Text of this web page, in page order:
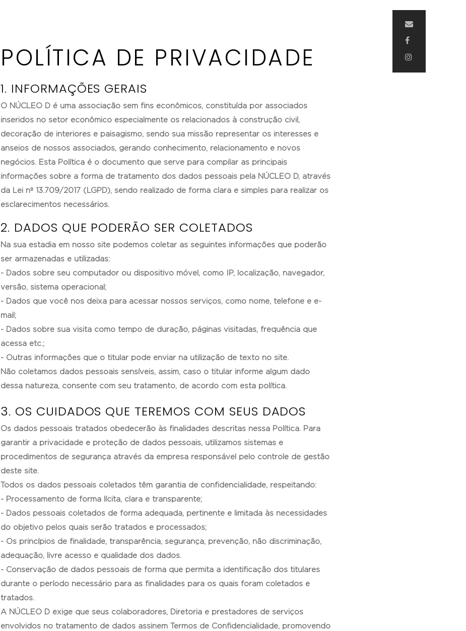
POLÍTICA DE PRIVACIDADE
1. INFORMAÇÕES GERAIS
O NÚCLEO D é uma associação sem fins econômicos, constituída por associados
inseridos no setor econômico especialmente os relacionados à construção civil,
decoração de interiores e paisagismo, sendo sua missão representar os interesses e
anseios de nossos associados, gerando conhecimento, relacionamento e novos
negócios. Esta Política é o documento que serve para compilar as principais
informações sobre a forma de tratamento dos dados pessoais pela NÚCLEO D, através
da Lei nº 13.709/2017 (LGPD), sendo realizado de forma clara e simples para realizar os
esclarecimentos necessários.
2. DADOS QUE PODERÃO SER COLETADOS
Na sua estadia em nosso site podemos coletar as seguintes informações que poderão
ser armazenadas e utilizadas:
- Dados sobre seu computador ou dispositivo móvel, como IP, localização, navegador,
versão, sistema operacional;
- Dados que você nos deixa para acessar nossos serviços, como nome, telefone e e-
mail;
- Dados sobre sua visita como tempo de duração, páginas visitadas, frequência que
acessa etc.;
- Outras informações que o titular pode enviar na utilização de texto no site.
Não coletamos dados pessoais sensíveis, assim, caso o titular informe algum dado
dessa natureza, consente com seu tratamento, de acordo com esta política.
3. OS CUIDADOS QUE TEREMOS COM SEUS DADOS
Os dados pessoais tratados obedecerão às finalidades descritas nessa Política. Para
garantir a privacidade e proteção de dados pessoais, utilizamos sistemas e
procedimentos de segurança através da empresa responsável pelo controle de gestão
deste site.
Todos os dados pessoais coletados têm garantia de confidencialidade, respeitando:
- Processamento de forma lícita, clara e transparente;
- Dados pessoais coletados de forma adequada, pertinente e limitada às necessidades
do objetivo pelos quais serão tratados e processados;
- Os princípios de finalidade, transparência, segurança, prevenção, não discriminação,
adequação, livre acesso e qualidade dos dados.
- Conservação de dados pessoais de forma que permita a identificação dos titulares
durante o período necessário para as finalidades para os quais foram coletados e
tratados.
A NÚCLEO D exige que seus colaboradores, Diretoria e prestadores de serviços
envolvidos no tratamento de dados assinem Termos de Confidencialidade, promovendo